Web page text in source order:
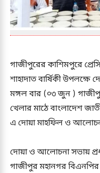
গাজীপুরের কাশিমপুরে
শাহাদাত বার্ষিকী
মঙ্গল বার (০৩ জুন )
খেলার মাঠে বাংলাদেশ
এ দোয়া মাহফিল ও
দোয়া ও আলোচনা সভায়
গাজীপুর মহানগর